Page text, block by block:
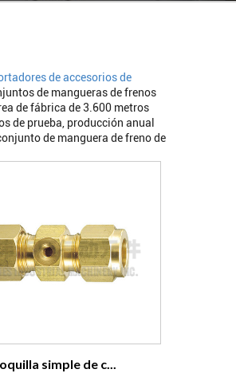
de accesorios de
de mangueras de frenos
de fábrica de 3.600 metros
de prueba, producción anual
de manguera de freno de
simple de c...